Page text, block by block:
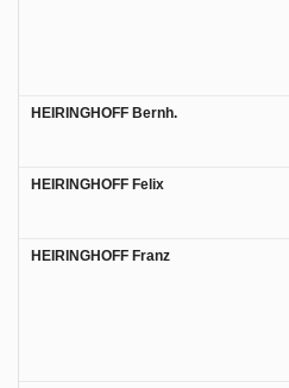
HEIRINGHOFF Bernh.
HEIRINGHOFF Felix
HEIRINGHOFF Franz